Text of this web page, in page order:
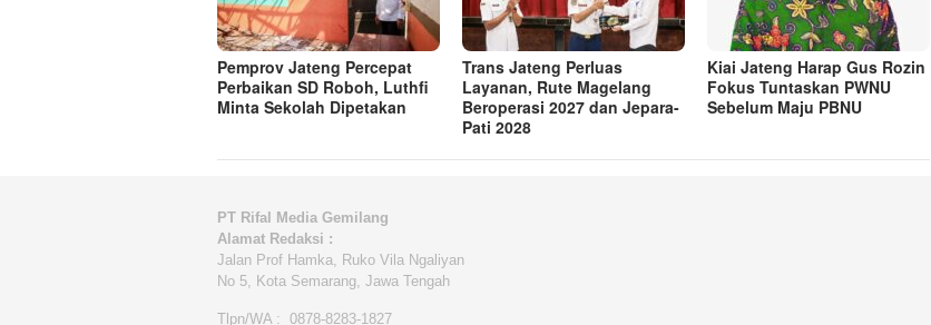
Pemprov Jateng Percepat
Perbaikan SD Roboh, Luthfi
Minta Sekolah Dipetakan
Trans Jateng Perluas
Layanan, Rute Magelang
Beroperasi 2027 dan Jepara-
Pati 2028
Kiai Jateng Harap Gus Rozin
Fokus Tuntaskan PWNU
Sebelum Maju PBNU
PT Rifal Media Gemilang
Alamat Redaksi :
Jalan Prof Hamka, Ruko Vila Ngaliyan
No 5, Kota Semarang, Jawa Tengah
Tlpn/WA : 0878-8283-1827